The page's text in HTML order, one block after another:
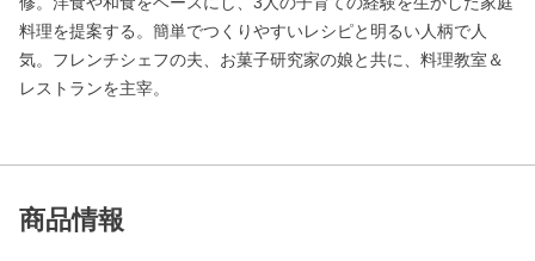
料理を提案する。簡単でつくりやすいレシピと明るい人柄で人
気。フレンチシェフの夫、お菓子研究家の娘と共に、料理教室＆
レストランを主宰。
商品情報